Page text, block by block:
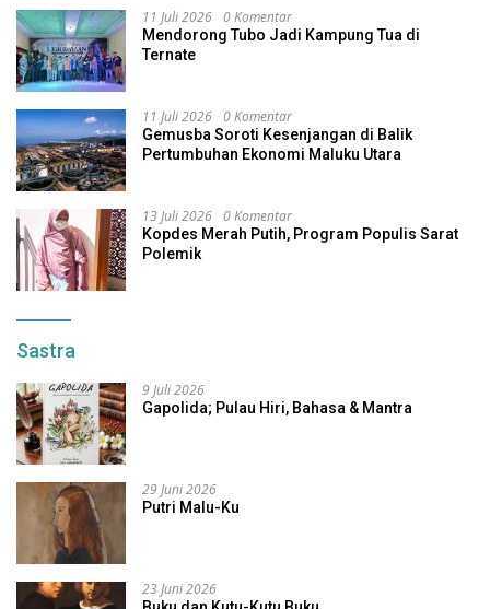
11 Juli 2026 0 Komentar
Mendorong Tubo Jadi Kampung Tua di
Ternate
11 Juli 2026 0 Komentar
Gemusba Soroti Kesenjangan di Balik
Pertumbuhan Ekonomi Maluku Utara
13 Juli 2026 0 Komentar
Kopdes Merah Putih, Program Populis Sarat
Polemik
Sastra
9 Juli 2026
Gapolida; Pulau Hiri, Bahasa & Mantra
29 Juni 2026
Putri Malu-Ku
23 Juni 2026